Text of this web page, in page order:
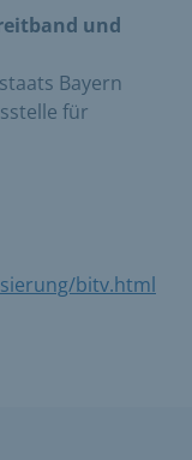
und
Bayern
für
bitv.html